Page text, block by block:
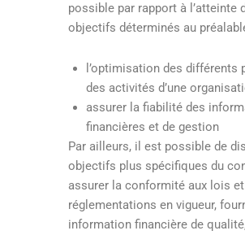
possible par rapport à l’atteinte
objectifs déterminés au
l’optimisation des différents
des activités d’une
assurer la fiabilité des
financières et de gestion
Par ailleurs, il est possible de
objectifs plus spécifiques du
assurer la conformité aux lois
réglementations en vigueur,
information financière de